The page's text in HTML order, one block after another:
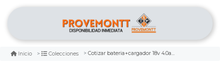
Inicio Colecciones Cotizar bateria+cargador 18v 4.0ah einhell